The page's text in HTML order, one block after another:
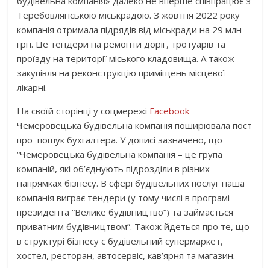
Теребовлянською міськрадою. З жовтня 2022 року
компанія отримала підрядів від міськради на 29 млн
грн. Це тендери на ремонти доріг, тротуарів та
проїзду на території міського кладовища. А також
закупівля на реконструкцію приміщень місцевої
лікарні.
На своїй сторінці у соцмережі Facebook
Чемеровецька будівельна компанія поширювала пост
про пошук бухгалтера. У дописі зазначено, що
“Чемеровецька будівельна компанія – це група
компаній, які об’єднують підрозділи в різних
напрямках бізнесу. В сфері будівельних послуг наша
компанія виграє тендери (у тому числі в програмі
президента “Велике будівництво”) та займається
приватним будівництвом”. Також йдеться про те, що
в структурі бізнесу є будівельний супермаркет,
хостел, ресторан, автосервіс, кав’ярня та магазин.